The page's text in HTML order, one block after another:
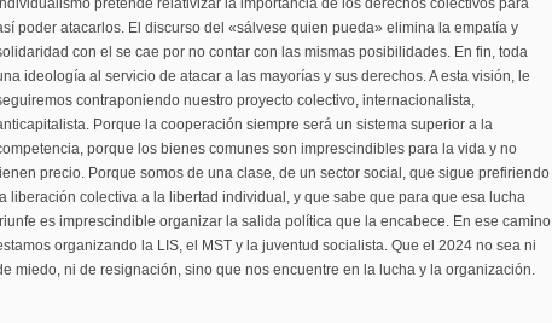
pretende relativizar la importancia de los derechos colectivos para
poder atacarlos. El discurso del «sálvese quien pueda» elimina la empatía y
con el se cae por no contar con las mismas posibilidades. En fin, toda
ideología al servicio de atacar a las mayorías y sus derechos. A esta visión, le
contraponiendo nuestro proyecto colectivo, internacionalista,
Porque la cooperación siempre será un sistema superior a la
porque los bienes comunes son imprescindibles para la vida y no
precio. Porque somos de una clase, de un sector social, que sigue prefiriendo
la liberación colectiva a la libertad individual, y que sabe que para que esa lucha
es imprescindible organizar la salida política que la encabece. En ese camino
organizando la LIS, el MST y la juventud socialista. Que el 2024 no sea ni
miedo, ni de resignación, sino que nos encuentre en la lucha y la organización.